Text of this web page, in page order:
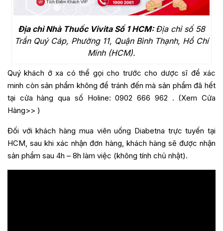
Địa chỉ Nhà Thuốc Vivita Số 1 HCM:Địa chỉ số 58
Trần Quý Cáp, Phường 11, Quận Bình Thạnh, Hồ Chí
Minh (HCM).
Quý khách ở xa có thể gọi cho trước cho dược sĩ để xác
minh còn sản phẩm không để tránh đến mà sản phẩm đã hết
tại cửa hàng qua số Holine:0902 666 962 . (Xem Cửa
Hàng>> )
Đối với khách hàng mua viên uống Diabetna trực tuyến tại
HCM, sau khi xác nhận đơn hàng, khách hàng sẽ được nhận
sản phẩm sau 4h – 8h làm việc (không tính chủ nhật).